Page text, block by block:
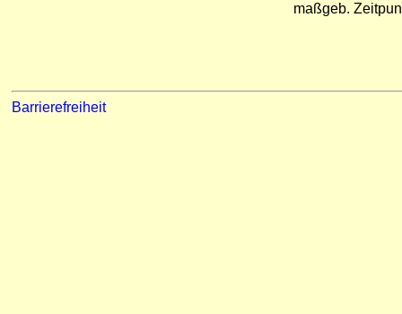
maßgeb.
Barrierefreiheit